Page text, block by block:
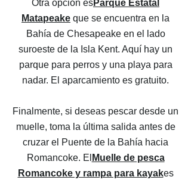
Otra opción esParque Estatal
Matapeake que se encuentra en la
Bahía de Chesapeake en el lado
suroeste de la Isla Kent. Aquí hay un
parque para perros y una playa para
nadar. El aparcamiento es gratuito.
Finalmente, si deseas pescar desde un
muelle, toma la última salida antes de
cruzar el Puente de la Bahía hacia
Romancoke. El Muelle de pesca
Romancoke y rampa para kayakes